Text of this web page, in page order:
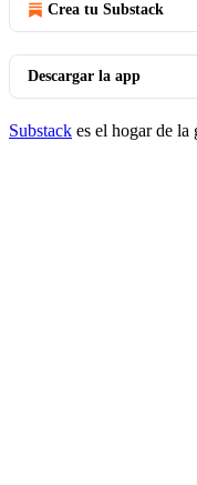
Crea tu Substack
Descargar la app
Substack es el hogar de la